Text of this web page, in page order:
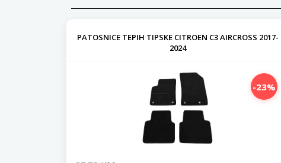
PATOSNICE TEPIH TIPSKE CITROEN C3 AIRCROSS 2017-
2024
-23%